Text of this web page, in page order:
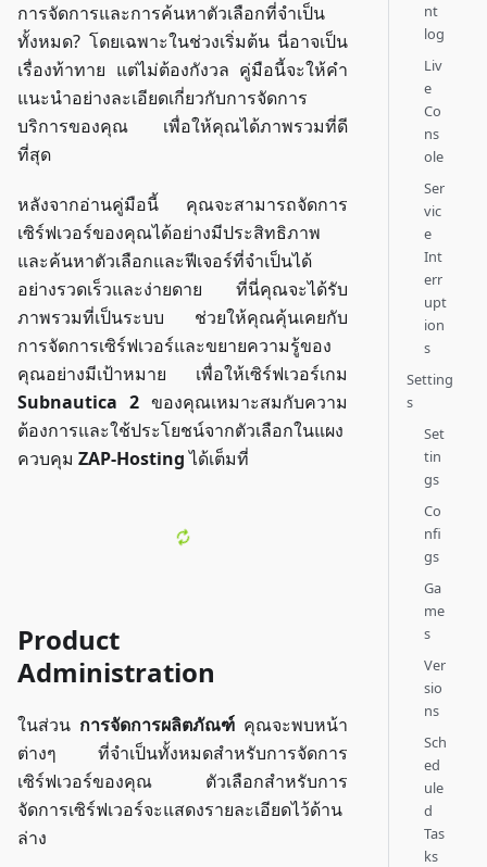
การจัดการและการค้นหาตัวเลือกที่จำเป็น
ทั้งหมด? โดยเฉพาะในช่วงเริ่มต้น นี่อาจเป็น
เรื่องท้าทาย แต่ไม่ต้องกังวล คู่มือนี้จะให้คำ
แนะนำอย่างละเอียดเกี่ยวกับการจัดการ
บริการของคุณ เพื่อให้คุณได้ภาพรวมที่ดี
ที่สุด
หลังจากอ่านคู่มือนี้ คุณจะสามารถจัดการ
เซิร์ฟเวอร์ของคุณได้อย่างมีประสิทธิภาพ
และค้นหาตัวเลือกและฟีเจอร์ที่จำเป็นได้
อย่างรวดเร็วและง่ายดาย ที่นี่คุณจะได้รับ
ภาพรวมที่เป็นระบบ ช่วยให้คุณคุ้นเคยกับ
การจัดการเซิร์ฟเวอร์และขยายความรู้ของ
คุณอย่างมีเป้าหมาย เพื่อให้เซิร์ฟเวอร์เกม
Subnautica 2 ของคุณเหมาะสมกับความ
ต้องการและใช้ประโยชน์จากตัวเลือกในแผง
ควบคุม ZAP-Hostingได้เต็มที่
Product
Administration
ในส่วน การจัดการผลิตภัณฑ์ คุณจะพบหน้า
ต่างๆ ที่จำเป็นทั้งหมดสำหรับการจัดการ
เซิร์ฟเวอร์ของคุณ ตัวเลือกสำหรับการ
จัดการเซิร์ฟเวอร์จะแสดงรายละเอียดไว้ด้าน
ล่าง
nt
log
Liv
e
Co
ns
ole
Ser
vic
e
Int
err
upt
ion
s
Setting
s
Set
tin
gs
Co
nfi
gs
Ga
me
s
Ver
sio
ns
Sch
ed
ule
d
Tas
ks